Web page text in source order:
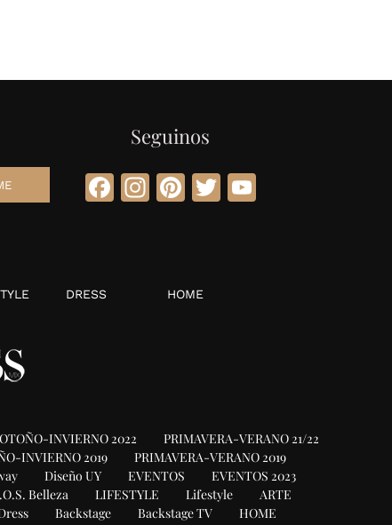
Seguinos
Facebook
Instagram
Pinterest
TwitterYouTube
DRESS HOME
OTOÑO-INVIERNO 2022
PRIMAVERA-VERANO 21/22
INVIERNO 2019
PRIMAVERA-VERANO 2019
Diseño UY EVENTOS
EVENTOS 2023
Belleza LIFESTYLE Lifestyle
ARTE
Backstage Backstage TV HOME